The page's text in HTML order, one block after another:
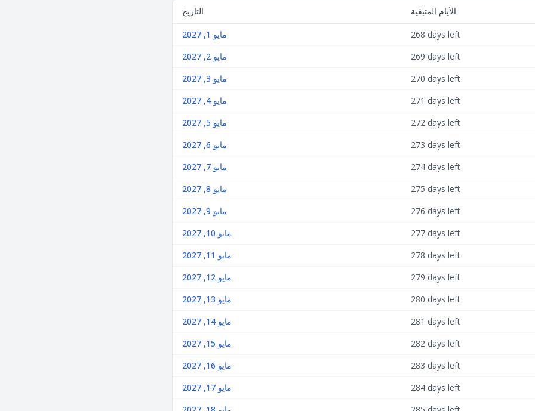
التاريخ الأيام المتبقية
مايو 1, 2027
268 days left
مايو 2, 2027
269 days left
مايو 3, 2027
270 days left
مايو 4, 2027
271 days left
مايو 5, 2027
272 days left
مايو 6, 2027
273 days left
مايو 7, 2027
274 days left
مايو 8, 2027
275 days left
مايو 9, 2027
276 days left
مايو 10, 2027
277 days left
مايو 11, 2027
278 days left
مايو 12, 2027
279 days left
مايو 13, 2027
280 days left
مايو 14, 2027
281 days left
مايو 15, 2027
282 days left
مايو 16, 2027
283 days left
مايو 17, 2027
284 days left